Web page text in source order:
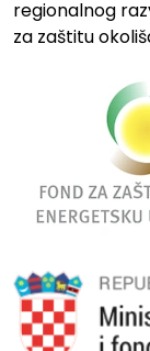
regionalnog
za zaštitu